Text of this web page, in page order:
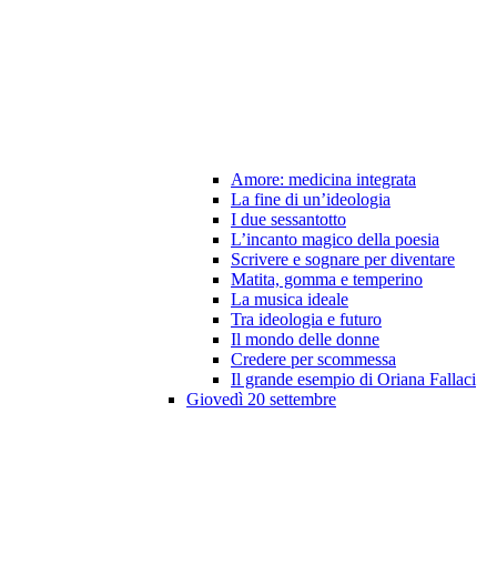
Amore: medicina integrata
La fine di un’ideologia
I due sessantotto
L’incanto magico della poesia
Scrivere e sognare per diventare
Matita, gomma e temperino
La musica ideale
Tra ideologia e futuro
Il mondo delle donne
Credere per scommessa
Il grande esempio di Oriana Fallaci
Giovedì 20 settembre